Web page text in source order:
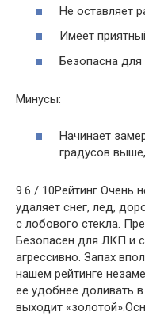
Не оставляет
Имеет
Безопасна
Минусы:
Начинает
градусов
9.6 / 10Рейтинг Очень
удаляет снег, лед,
с лобового стекла.
Безопасен для ЛКП и
агрессивно. Запах
нашем рейтинге
ее удобнее доливать
выходит